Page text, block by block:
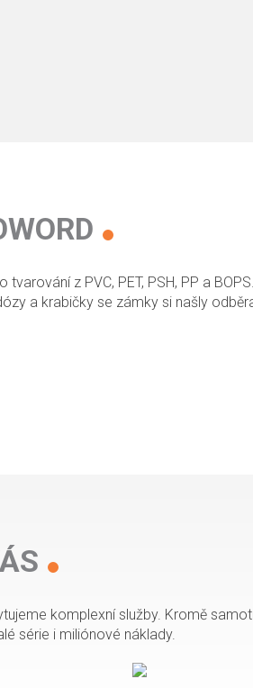
z PVC, PET, PSH, PP a BOPS.
a krabičky se zámky si našly
komplexní služby. Kromě
série i miliónové náklady.